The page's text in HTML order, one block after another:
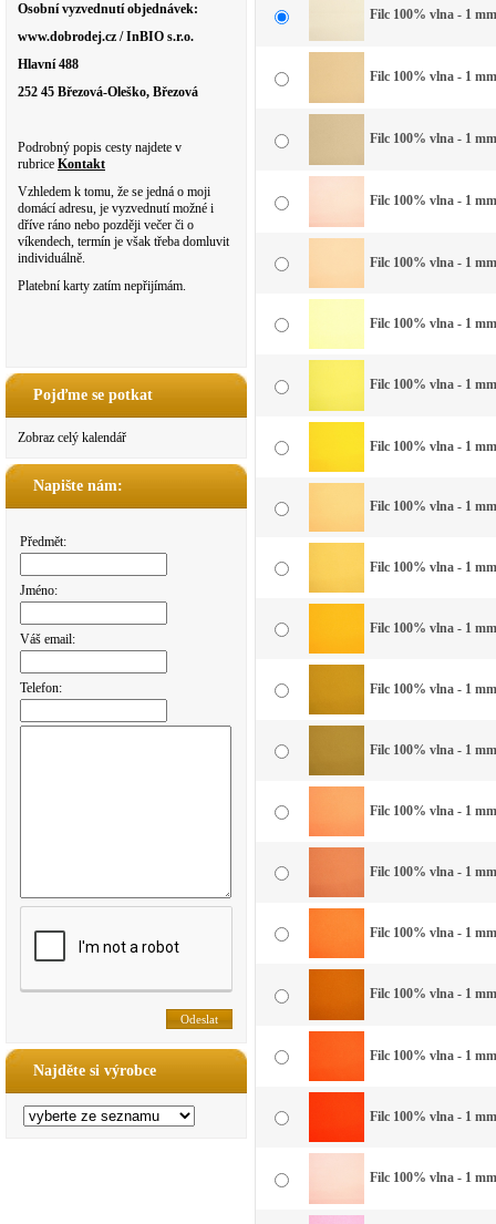
Osobní vyzvednutí objednávek:
www.dobrodej.cz / InBIO s.r.o.
Hlavní 488
252 45 Březová-Oleško, Březová
Podrobný popis cesty najdete v
rubrice Kontakt
Vzhledem k tomu, že se jedná o moji
domácí adresu, je vyzvednutí možné i
dříve ráno nebo později večer či o
víkendech, termín je však třeba domluvit
individuálně.
Platební karty zatím nepřijímám.
Pojďme se potkat
Zobraz celý kalendář
Napište nám:
Předmět:
Jméno:
Váš email:
Telefon:
Najděte si výrobce
Filc 100% vlna - 1
Filc 100% vlna - 1
Filc 100% vlna - 1
Filc 100% vlna - 1
Filc 100% vlna - 1
Filc 100% vlna - 1
Filc 100% vlna - 1
Filc 100% vlna - 1
Filc 100% vlna - 1
Filc 100% vlna - 1
Filc 100% vlna - 1
Filc 100% vlna - 1
Filc 100% vlna - 1
Filc 100% vlna - 1
Filc 100% vlna - 1
Filc 100% vlna - 1
Filc 100% vlna - 1
Filc 100% vlna - 1
Filc 100% vlna - 1
Filc 100% vlna - 1